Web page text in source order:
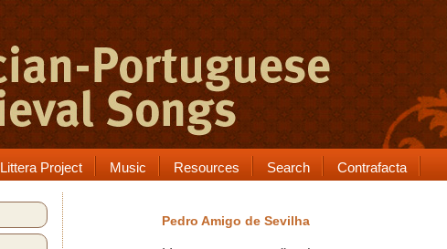
Littera Project Music Resources Search Contrafacta
Pedro Amigo de Sevilha